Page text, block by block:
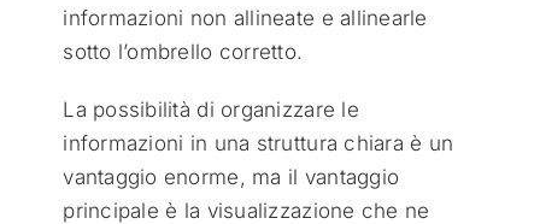
informazioni non allineate e allinearle
sotto l’ombrello corretto.
La possibilità di organizzare le
informazioni in una struttura chiara è un
vantaggio enorme, ma il vantaggio
principale è la visualizzazione che ne